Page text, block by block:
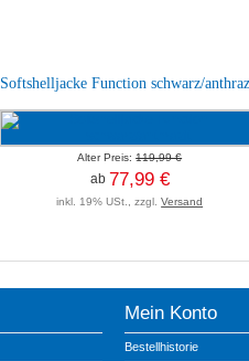
Softshelljacke Function schwarz/
Alter Preis:119,99 €
ab 77,99 €
inkl. 19% USt., zzgl.Versand
Mein Konto
Bestellhistorie